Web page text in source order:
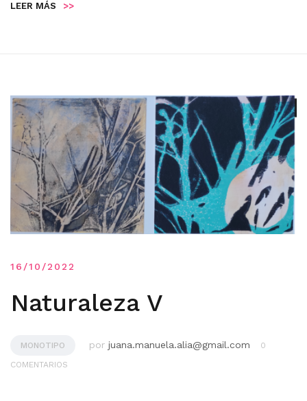
LEER MÁS >>
16/10/2022
Naturaleza V
MONOTIPO por juana.manuela.alia@gmail.com
0
COMENTARIOS